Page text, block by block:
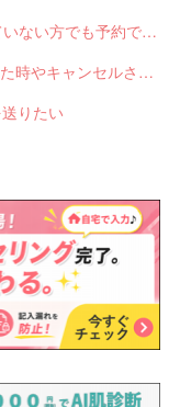
Q-2552 LINE対応Web予約はLINEを使っていない方でも予約できますか？
Q-2551 LINE対応Web予約から予約が入った時やキャンセルされた時、サロンやお客様へは通知されますか？
りたい